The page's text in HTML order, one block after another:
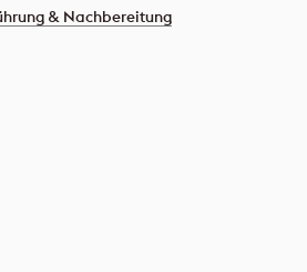
& Nachbereitung